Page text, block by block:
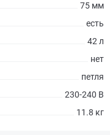
75 мм
есть
42 л
нет
петля
230-240 В
11.8 кг